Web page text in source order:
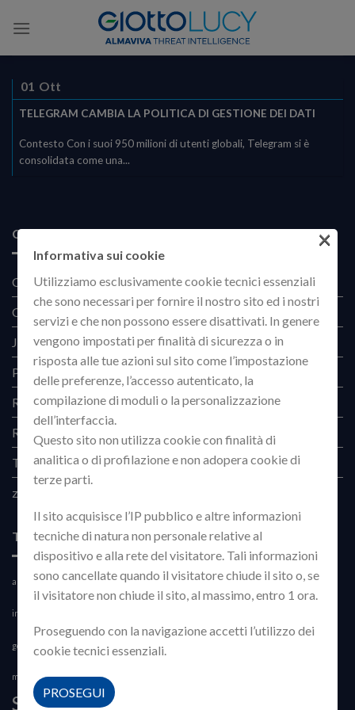
TELEGRAM CAMBIA LA POLITICA DI GESTIONE DEI DATI
Contesto Con i suoi 950 milioni di utenti globali, Telegram si è
consolidata come una...
01 Ott
CATEGORIE
Corporate Intelligence(2)
CVE
JCV(6)
Phishing
Red Team(3)
Research
(13)
Telegram(2)
zero-day
TAG CLOUD
abuso analysis arbitrary file upload Artifial Intelligence Artificiale blind command
injection cve
googlebot IA Intelligenza Intelligenza Artificale LEF
motore Parameter Injection
Streamer rce
Informativa sui cookie
Utilizziamo esclusivamente cookie tecnici essenziali
che sono necessari per fornire il nostro sito ed i nostri
servizi e che non possono essere disattivati. In genere
vengono impostati per finalità di sicurezza o in
risposta alle tue azioni sul sito come l’impostazione
delle preferenze, l’accesso autenticato, la
compilazione di moduli o la personalizzazione
dell’interfaccia.
Questo sito non utilizza cookie con finalità di
analitica o di profilazione e non adopera cookie di
terze parti.
Il sito acquisisce l’IP pubblico e altre informazioni
tecniche di natura non personale relative al
dispositivo e alla rete del visitatore. Tali informazioni
sono cancellate quando il visitatore chiude il sito o, se
il visitatore non chiude il sito, al massimo, entro 1 ora.
Proseguendo con la navigazione accetti l’utilizzo dei
cookie tecnici essenziali.
PROSEGUI
×